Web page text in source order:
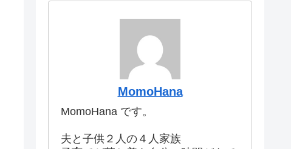
MomoHana
MomoHana です。
夫と子供２人の４人家族